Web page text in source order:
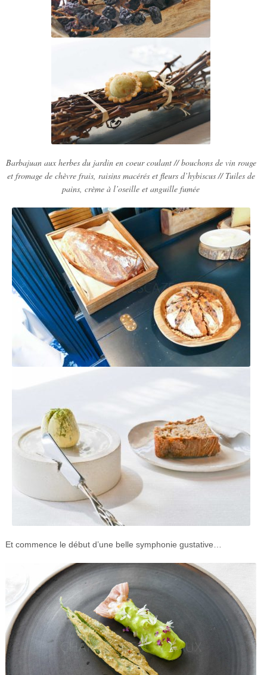
Barbajuan aux herbes du jardin en coeur coulant // bouchons de vin rouge
et fromage de chèvre frais, raisins macérés et fleurs d’hybiscus // Tuiles de
pains, crème à l’oseille et anguille fumée
Et commence le début d’une belle symphonie gustative…